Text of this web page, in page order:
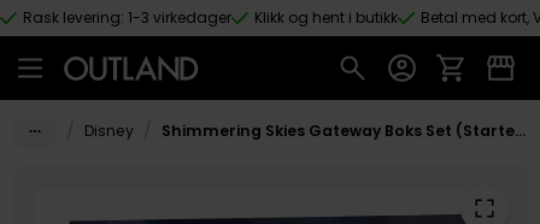
Hopp til hovedinnhold
Rask levering: 1-3 virkedager Klikk og hent i butikk Betal med kort,
Disney Shimmering Skies Gateway Boks Set (Starter Set)